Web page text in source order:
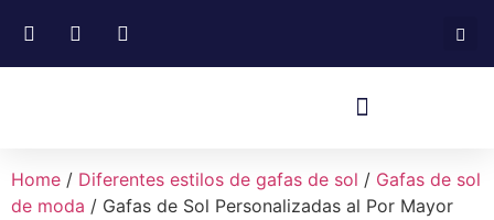
Home / Diferentes estilos de gafas de sol / Gafas de sol
de moda / Gafas de Sol Personalizadas al Por Mayor